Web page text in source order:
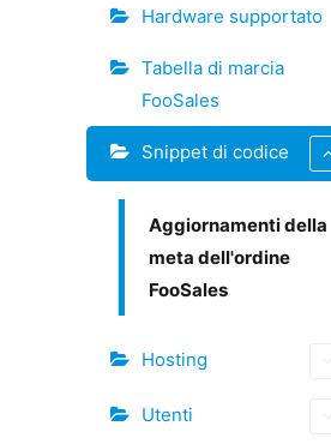
Hardware supportato
Tabella di marcia
FooSales
Snippet di codice
Aggiornamenti della
meta dell'ordine
FooSales
Hosting
Utenti